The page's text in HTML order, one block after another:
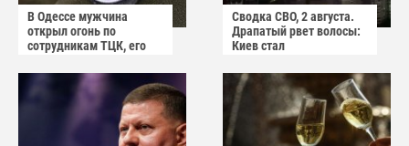
В Одессе мужчина
открыл огонь по
сотрудникам ТЦК, его
Сводка СВО, 2 августа.
Драпатый рвет волосы:
Киев стал